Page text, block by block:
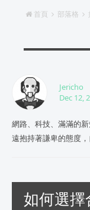
首頁 部落格
Jericho
Dec 12,
網路、科技、滿滿的
遠抱持著謙卑的態度
如何選